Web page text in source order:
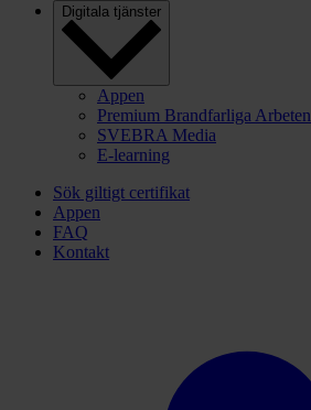
Digitala tjänster
Appen
Premium Brandfarliga Arbeten
SVEBRA Media
E-learning
Sök giltigt certifikat
Appen
FAQ
Kontakt